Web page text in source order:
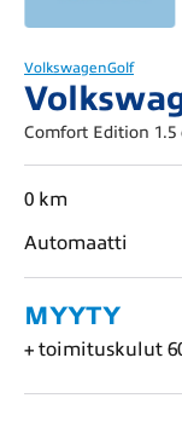
VolkswagenGolf
Comfort Edition 1.5
0 km
Automaatti
MYYTY
+ toimituskulut